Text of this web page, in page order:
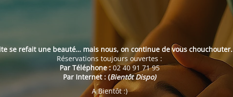
se refait une beauté… mais nous, on continue de vous chouchouter.
Réservations toujours ouvertes :
Par Téléphone :02 40 91 71 95
Par Internet : (Bientôt Dispo)
A Bientôt :)